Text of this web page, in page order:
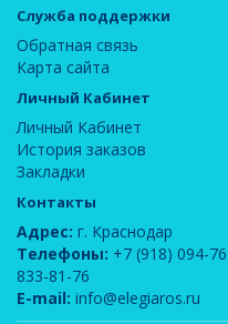
Служба поддержки
Обратная связь
Карта сайта
Личный Кабинет
Личный Кабинет
История заказов
Закладки
Контакты
Адрес: г. Краснодар
Телефоны: +7 (918) 094-
833-81-76
E-mail: info@elegiaros.ru